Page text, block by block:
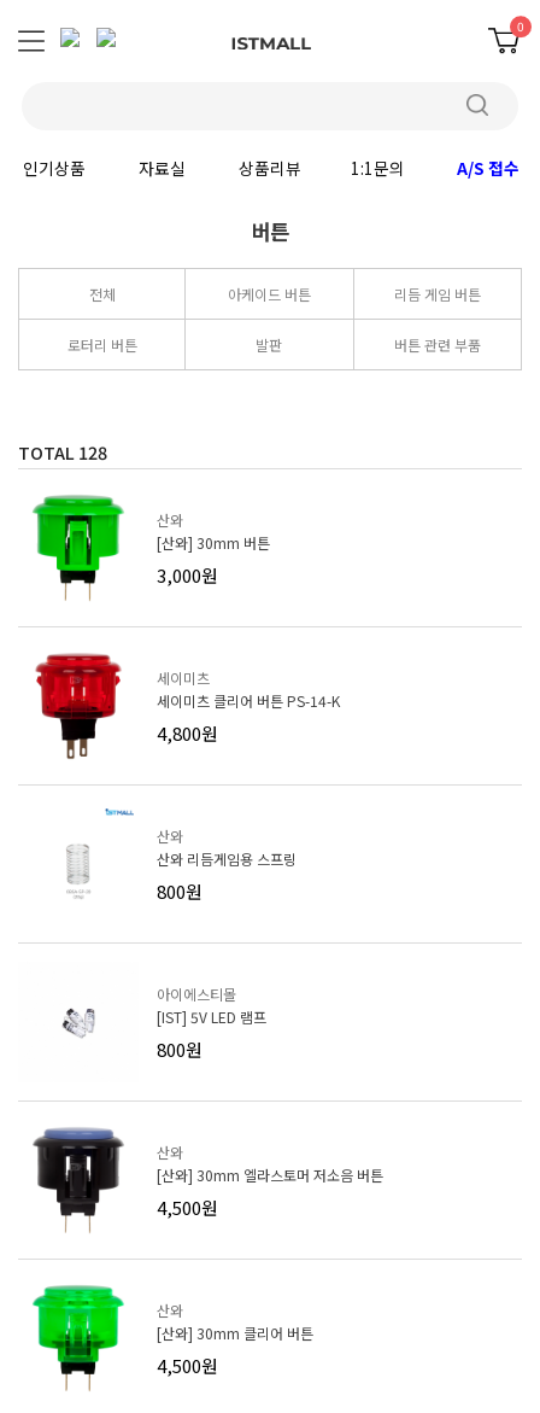
0
인기상품 자료실 상품리뷰 1:1문의 A/S 접수
버튼
전체 아케이드 버튼 리듬 게임 버튼
로터리 버튼 발판 버튼 관련 부품
TOTAL 128
산와
[산와] 30mm 버튼
3,000원
세이미츠
세이미츠 클리어 버튼 PS-14-K
4,800원
산와
산와 리듬게임용 스프링
800원
아이에스티몰
[IST] 5V LED 램프
800원
산와
[산와] 30mm 엘라스토머 저소음 버튼
4,500원
산와
[산와] 30mm 클리어 버튼
4,500원